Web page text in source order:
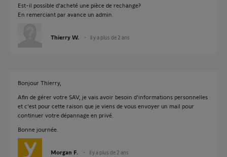
Est-il possible d'acheté une pièce de rechange?
En remerciant par avance un admin.
Thierry W. il y a plus de 2 ans
Bonjour Thierry,
Afin de gérer votre SAV, je vais avoir besoin d'informations personnelles
et c'est pour cette raison que je viens de vous envoyer un mail pour
continuer votre dépannage en privé.
Bonne journée.
Morgan F. il y a plus de 2 ans